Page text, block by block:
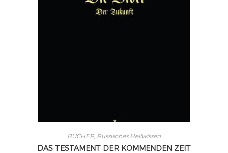
BÜCHER, Russisches Heilwissen
DAS TESTAMENT DER KOMMENDEN ZEIT